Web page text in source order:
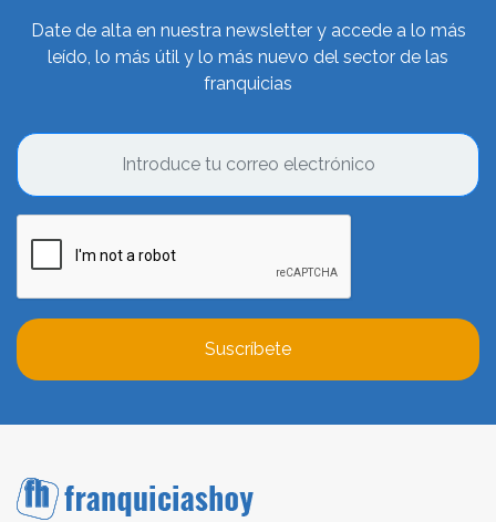
Date de alta en nuestra newsletter y accede a lo más
leído, lo más útil y lo más nuevo del sector de las
franquicias
Suscríbete